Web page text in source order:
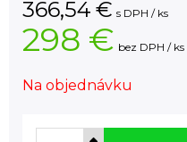
366,54 € s DPH / ks
298 € bez DPH / ks
Na objednávku